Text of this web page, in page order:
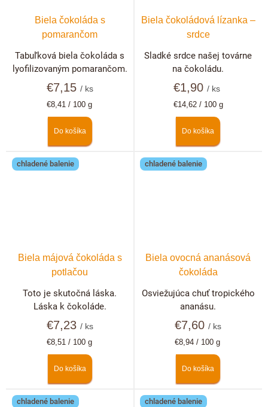
Biela čokoláda s
pomarančom
€7,15 / ks
Jednotková
€8,41 / 100 g
Do košíka
Tabuľková biela čokoláda s
lyofilizovaným pomarančom.
Biela čokoládová lízanka –
srdce
€1,90 / ks
Jednotková
€14,62 / 100 g
Do košíka
Sladké srdce našej továrne
na čokoládu.
chladené balenie
Biela májová čokoláda s
potlačou
€7,23 / ks
Jednotková
€8,51 / 100 g
Do košíka
Toto je skutočná láska.
Láska k čokoláde.
chladené balenie
Biela ovocná ananásová
čokoláda
€7,60/ ks
Jednotková
€8,94 / 100 g
Do košíka
Osviežujúca chuť tropického
ananásu.
chladené balenie chladené balenie